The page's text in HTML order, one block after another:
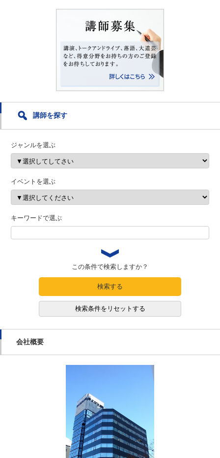
講師を探す
ジャンルを選ぶ
イベントを選ぶ
キーワードで選ぶ
この条件で検索しますか？
検索する
検索条件をリセットする
会社概要